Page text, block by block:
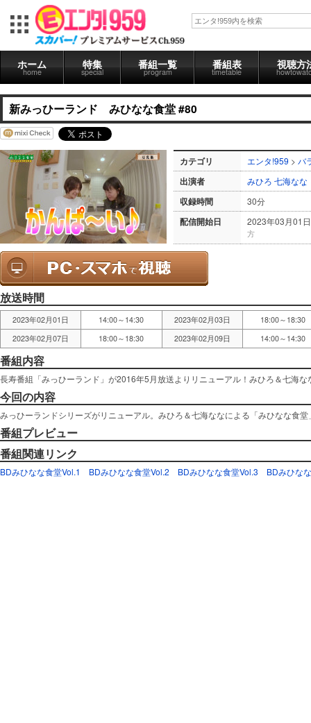
ホーム
home
特集
special
番組一覧
program
番組表
timetable
視聴方
新みっひーランド みひなな食堂 #80
カテゴリ エンタ!959 > バ
出演者 みひろ 七海なな
収録時間 30分
配信開始日 2023年03月01日
方
放送時間
2023年02月01日 14:00～14:30 2023年02月03日
18:00～18:30
2023年02月07日
18:00～18:30 2023年02月09日 14:00～14:30
番組内容
長寿番組「みっひーランド」が2016年5月放送よりリニューアル！みひろ＆七海
今回の内容
みっひーランドシリーズがリニューアル。みひろ＆七海ななによる「みひなな食
番組プレビュー
番組関連リンク
BDみひなな食堂Vol.1 BDみひなな食堂Vol.2 BDみひなな食堂Vol.3 BDみひな